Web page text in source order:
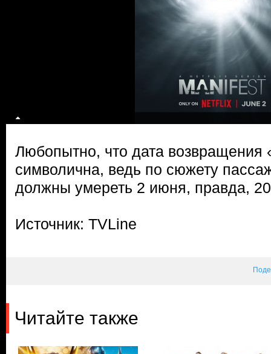
Любопытно, что дата возвращения
символична, ведь по сюжету
должны умереть 2 июня, правда,
Источник: TVLine
Читайте также